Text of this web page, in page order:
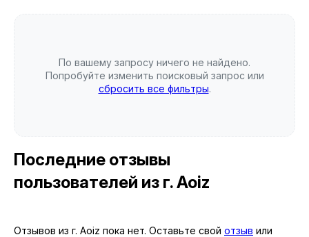
По вашему запросу ничего не найдено.
Попробуйте изменить поисковый запрос или
сбросить все фильтры.
Последние отзывы
пользователей из г. Aoiz
Отзывов из г. Aoiz пока нет. Оставьте свой отзыв или